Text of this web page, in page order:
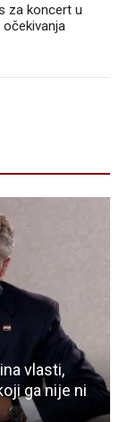
za koncert u
vlasti,
ga nije ni